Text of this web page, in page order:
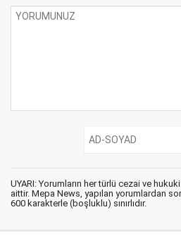
UYARI: Yorumların her türlü cezai ve
aittir. Mepa News, yapılan yorumlardan
600 karakterle (boşluklu) sınırlıdır.